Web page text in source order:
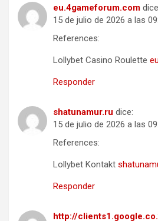
eu.4gameforum.com
15 de julio de 2026 a las
References:
Lollybet Casino Roulette
Responder
shatunamur.ru dice:
15 de julio de 2026 a las
References:
Lollybet Kontakt
Responder
http://